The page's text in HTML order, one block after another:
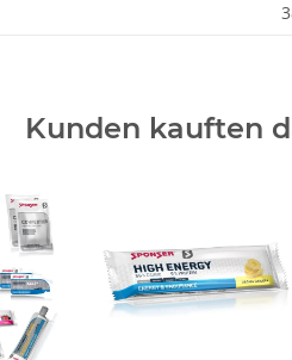
Kunden kauften